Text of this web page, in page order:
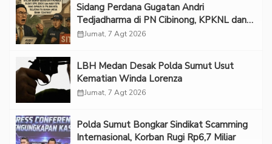
Sidang Perdana Gugatan Andri
Tedjadharma di PN Cibinong, KPKNL dan
PUPN Mangkir
calendar_monthJumat, 7 Agt 2026
LBH Medan Desak Polda Sumut Usut
Kematian Winda Lorenza
calendar_monthJumat, 7 Agt 2026
Polda Sumut Bongkar Sindikat Scamming
Internasional, Korban Rugi Rp6,7 Miliar